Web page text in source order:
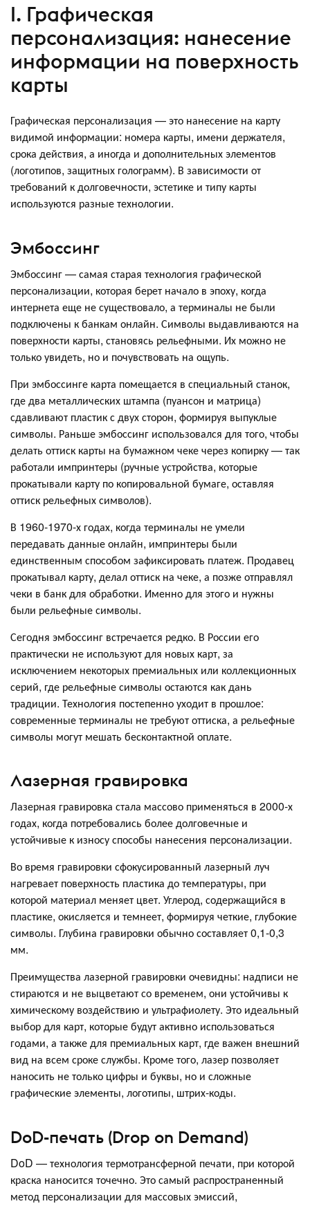
I. Графическая
персонализация: нанесение
информации на поверхность
карты
Графическая персонализация — это нанесение на карту
видимой информации: номера карты, имени держателя,
срока действия, а иногда и дополнительных элементов
(логотипов, защитных голограмм). В зависимости от
требований к долговечности, эстетике и типу карты
используются разные технологии.
Эмбоссинг
Эмбоссинг — самая старая технология графической
персонализации, которая берет начало в эпоху, когда
интернета еще не существовало, а терминалы не были
подключены к банкам онлайн. Символы выдавливаются на
поверхности карты, становясь рельефными. Их можно не
только увидеть, но и почувствовать на ощупь.
При эмбоссинге карта помещается в специальный станок,
где два металлических штампа (пуансон и матрица)
сдавливают пластик с двух сторон, формируя выпуклые
символы. Раньше эмбоссинг использовался для того, чтобы
делать оттиск карты на бумажном чеке через копирку — так
работали импринтеры (ручные устройства, которые
прокатывали карту по копировальной бумаге, оставляя
оттиск рельефных символов).
В 1960-1970-х годах, когда терминалы не умели
передавать данные онлайн, импринтеры были
единственным способом зафиксировать платеж. Продавец
прокатывал карту, делал оттиск на чеке, а позже отправлял
чеки в банк для обработки. Именно для этого и нужны
были рельефные символы.
Сегодня эмбоссинг встречается редко. В России его
практически не используют для новых карт, за
исключением некоторых премиальных или коллекционных
серий, где рельефные символы остаются как дань
традиции. Технология постепенно уходит в прошлое:
современные терминалы не требуют оттиска, а рельефные
символы могут мешать бесконтактной оплате.
Лазерная гравировка
Лазерная гравировка стала массово применяться в 2000-х
годах, когда потребовались более долговечные и
устойчивые к износу способы нанесения персонализации.
Во время гравировки сфокусированный лазерный луч
нагревает поверхность пластика до температуры, при
которой материал меняет цвет. Углерод, содержащийся в
пластике, окисляется и темнеет, формируя четкие, глубокие
символы. Глубина гравировки обычно составляет 0,1-0,3
мм.
Преимущества лазерной гравировки очевидны: надписи не
стираются и не выцветают со временем, они устойчивы к
химическому воздействию и ультрафиолету. Это идеальный
выбор для карт, которые будут активно использоваться
годами, а также для премиальных карт, где важен внешний
вид на всем сроке службы. Кроме того, лазер позволяет
наносить не только цифры и буквы, но и сложные
графические элементы, логотипы, штрих-коды.
DoD-печать (Drop on Demand)
DoD — технология термотрансферной печати, при которой
краска наносится точечно. Это самый распространенный
метод персонализации для массовых эмиссий,